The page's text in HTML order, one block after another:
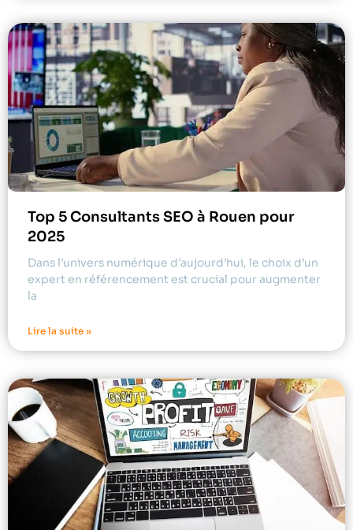
Top 5 Consultants SEO à Rouen pour
2025
Dans l’univers numérique d’aujourd’hui, le choix d’un
expert en référencement est crucial pour augmenter
la
Lire la suite »